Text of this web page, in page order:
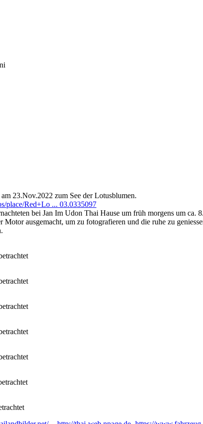
23.Nov.2022 zum See der Lotusblumen.
place/Red+Lo ... 03.0335097
bei Jan Im Udon Thai Hause um früh morgens um
ausgemacht, um zu fotografieren und die ruhe zu